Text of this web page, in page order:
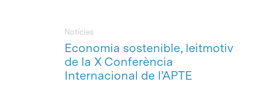
Economia sostenible, leitmotiv
de la X Conferència
Internacional de l’APTE
Notícies